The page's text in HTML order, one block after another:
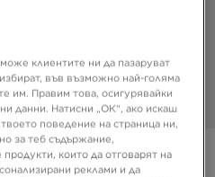
клиентите ни да пазаруват
във възможно най-голяма
им. Правим това, осигурявайки
данни. Натисни „ОК“, ако искаш
поведение на страница ни,
за теб съдържание,
които да отговарят на
реклами и да